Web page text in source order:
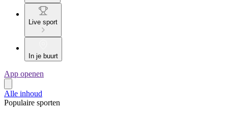
Live sport
In je buurt
App openen
Alle inhoud
Populaire sporten